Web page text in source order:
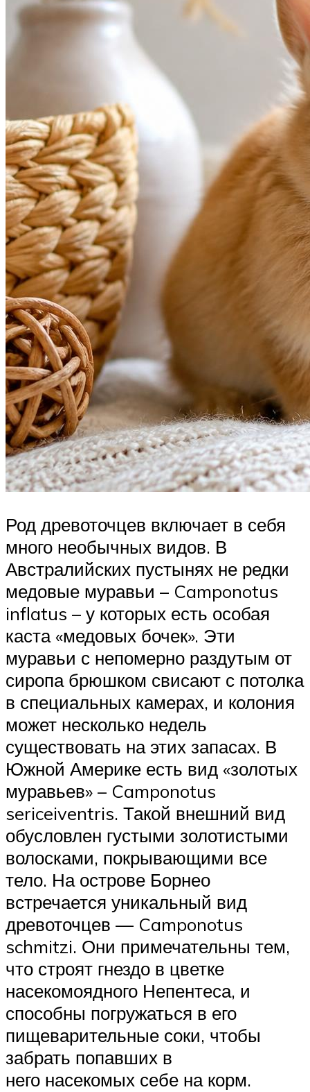
Род древоточцев включает в себя
много необычных видов. В
Австралийских пустынях не редки
медовые муравьи – Camponotus
inflatus – у которых есть особая
каста «медовых бочек». Эти
муравьи с непомерно раздутым от
сиропа брюшком свисают с потолка
в специальных камерах, и колония
может несколько недель
существовать на этих запасах. В
Южной Америке есть вид «золотых
муравьев» – Camponotus
sericeiventris. Такой внешний вид
обусловлен густыми золотистыми
волосками, покрывающими все
тело. На острове Борнео
встречается уникальный вид
древоточцев — Camponotus
schmitzi. Они примечательны тем,
что строят гнездо в цветке
насекомоядного Непентеса, и
способны погружаться в его
пищеварительные соки, чтобы
забрать попавших в
него насекомых себе на корм.